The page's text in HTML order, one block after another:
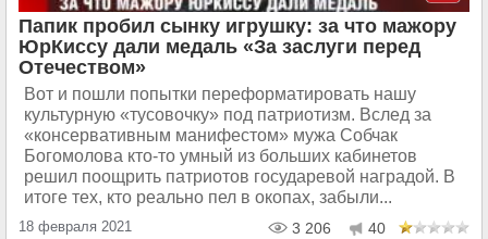
Папик пробил сынку игрушку: за что мажору
ЮрКиссу дали медаль «За заслуги перед
Отечеством»
Вот и пошли попытки переформатировать нашу
культурную «тусовочку» под патриотизм. Вслед за
«консервативным манифестом» мужа Собчак
Богомолова кто-то умный из больших кабинетов
решил поощрить патриотов государевой наградой. В
итоге тех, кто реально пел в окопах, забыли...
18 февраля 2021 3 206 40